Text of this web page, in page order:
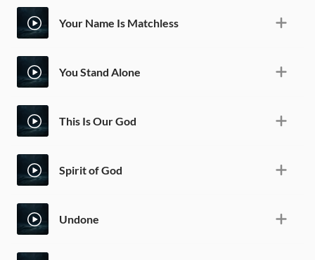
Your Name Is Matchless
You Stand Alone
This Is Our God
Spirit of God
Undone